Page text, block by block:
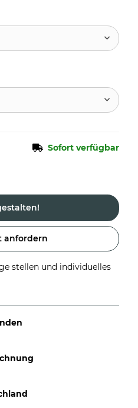
Sofort verfügbar
anfordern
stellen und individuelles